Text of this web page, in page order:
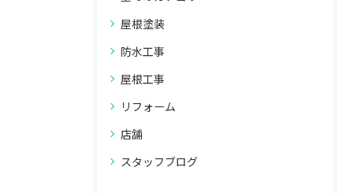
屋根塗装
防水工事
屋根工事
リフォーム
店舗
スタッフブログ